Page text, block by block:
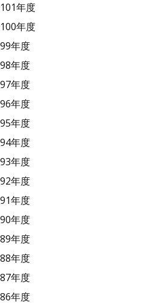
101年度
100年度
99年度
98年度
97年度
96年度
95年度
94年度
93年度
92年度
91年度
90年度
89年度
88年度
87年度
86年度